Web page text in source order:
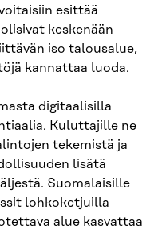
esittää
keskenään
iso talousalue,
kannattaa luoda.
digitaalisilla
Kuluttajille ne
tekemistä ja
lisätä
Suomalaisille
lohkoketjuilla
alue kasvattaa